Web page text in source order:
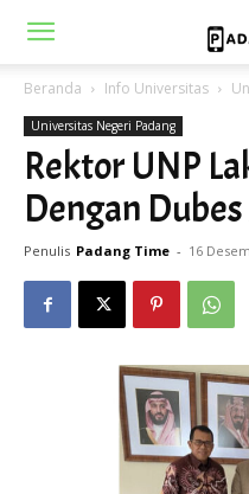
Beranda Info Universitas
Universitas Negeri Padang
Rektor UNP
Dengan
Penulis Padang Time - 16